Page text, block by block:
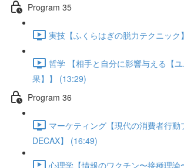
Program 35
実技【ふくらはぎの脱力テクニック
哲学 【相手と自分に影響与える【
果】】 (13:29)
Program 36
マーケティング【現代の消費者行
DECAX】 (16:49)
心理学【情報のワクチン〜接種理論